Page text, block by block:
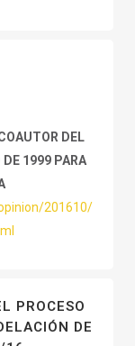
DEL
DE 1999 PARA
201610/
PROCESO
DE